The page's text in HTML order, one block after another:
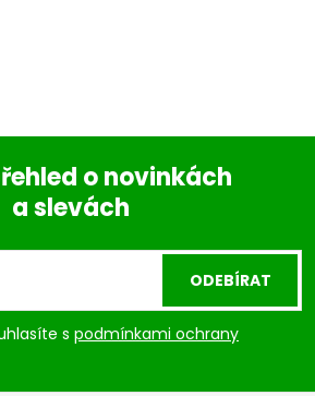
o novinkách
a slevách
s podmínkami ochrany
ODEBÍRAT